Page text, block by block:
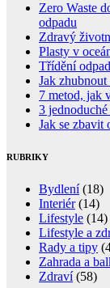
Zero Waste
odpadu
Zdravý
Plasty v
Třídění
Jak
7 metod, jak
3
Jak se zbavit
RUBRIKY
Bydlení(18)
Interiér(14)
Lifestyle (14)
Lifestyle a
Rady a tipy
Zahrada a
Zdraví(58)